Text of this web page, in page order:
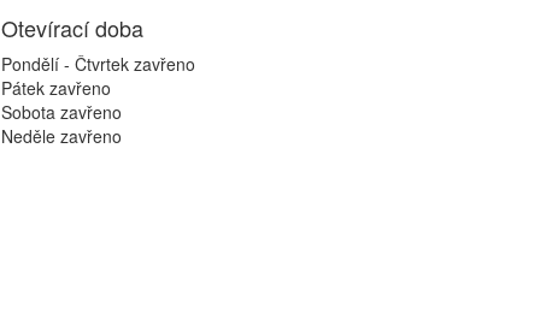
Otevírací doba
Pondělí - Čtvrtek zavřeno
Pátek zavřeno
Sobota zavřeno
Neděle zavřeno